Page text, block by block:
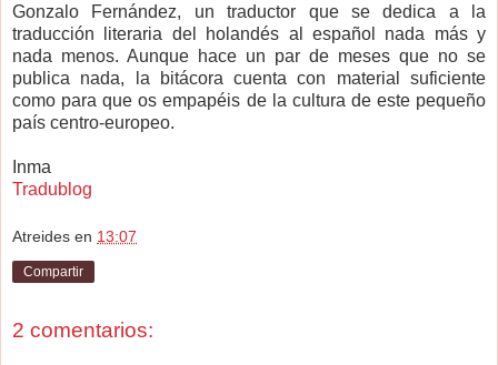
Gonzalo Fernández, un traductor que se dedica a la
traducción literaria del holandés al español nada más y
nada menos. Aunque hace un par de meses que no se
publica nada, la bitácora cuenta con material suficiente
como para que os empapéis de la cultura de este pequeño
país centro-europeo.
Inma
Tradublog
Atreides en 13:07
Compartir
2 comentarios: